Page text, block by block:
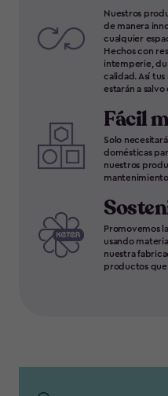
Nuestros
de manera
cualquier
Hechos con
intemperie,
calidad. Así
estarán a
Fácil
Solo
domésticas
nuestros
Promovemos
usando
nuestra
productos que